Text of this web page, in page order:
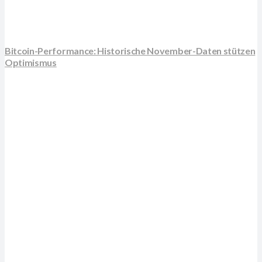
Bitcoin-Performance: Historische November-Daten stützen
Optimismus